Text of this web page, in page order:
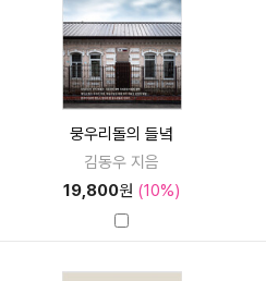
뭉우리돌의 들녘
김동우 지음
19,800원 (10%)